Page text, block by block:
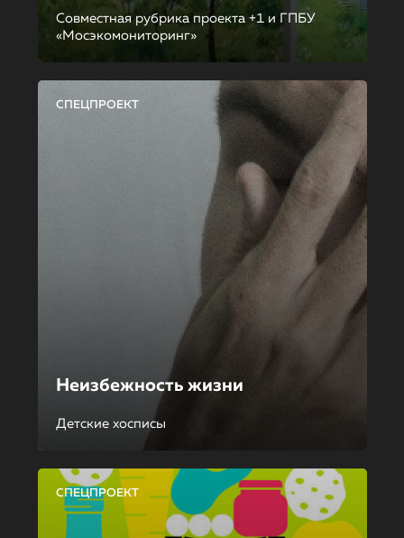
Совместная рубрика проекта +1 и ГПБУ
«Мосэкомониторинг»
СПЕЦПРОЕКТ
Неизбежность жизни
Детские хосписы
СПЕЦПРОЕКТ